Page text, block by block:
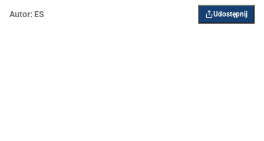
Autor: ES Udostępnij